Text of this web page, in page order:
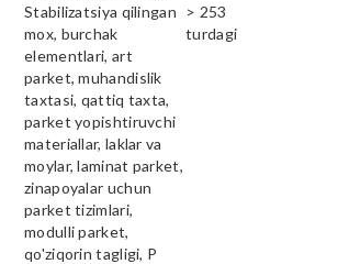
Stabilizatsiya qilingan
mox, burchak
elementlari, art
parket, muhandislik
taxtasi, qattiq taxta,
parket yopishtiruvchi
materiallar, laklar va
moylar, laminat parket,
zinapoyalar uchun
parket tizimlari,
modulli parket,
qo'ziqorin tagligi, P
> 253
turdagi